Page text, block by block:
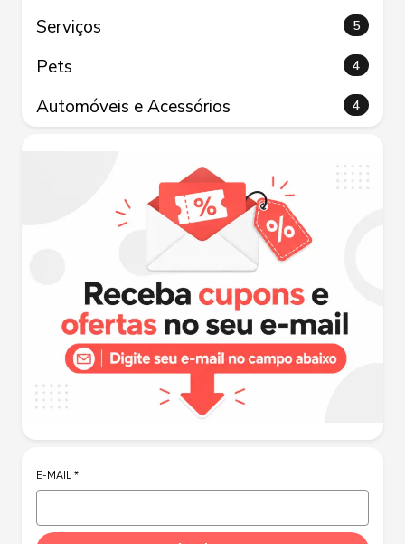
Serviços 5
Pets 4
Automóveis e Acessórios 4
E-MAIL *